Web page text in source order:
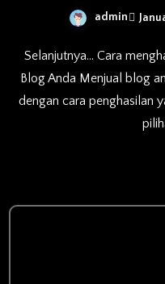
admin
Selanjutnya… Cara menghasilkan uang dari blog : 5. Menjual
Blog Anda Menjual blog
dengan cara penghasilan